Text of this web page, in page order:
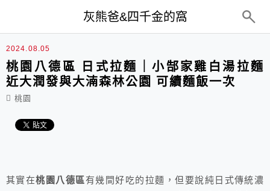
灰熊爸&四千金的窩
2024.08.05
桃園八德區 日式拉麵｜小郜家雞白湯拉麵
近大潤發與大湳森林公園 可續麵飯一次
桃園
其實在桃園 八德區有幾間好吃的拉麵，但要說純日式傳統濃